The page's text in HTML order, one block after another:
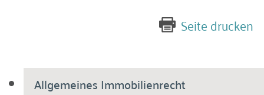
Allgemeines Immobilienrecht
Seite drucken